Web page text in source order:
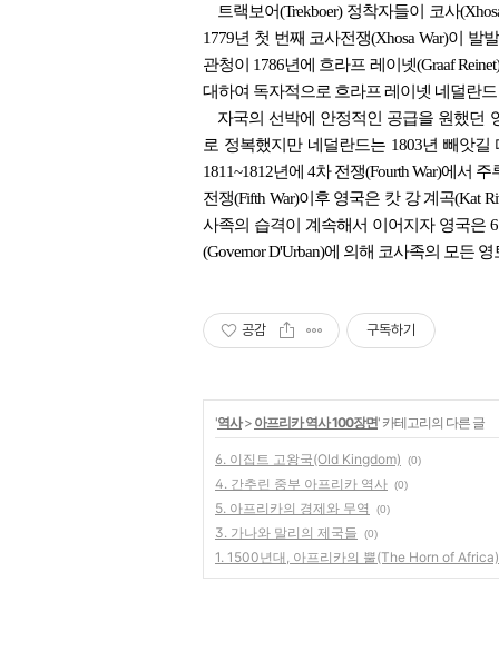
트랙보어(Trekboer) 정착자들이 코사
1779년 첫 번째 코사전쟁(Xhosa War)이
관청이 1786년에 흐라프 레이넷(Graaf
대하여 독자적으로 흐라프 레이넷 네덜란
자국의 선박에 안정적인 공급을 원했던
로 정복했지만 네덜란드는 1803년 빼앗
1811~1812년에 4차 전쟁(Fourth War)에서
전쟁(Fifth War)이후 영국은 캇 강 계곡(Kat
사족의 습격이 계속해서 이어지자 영국은
(Governor D'Urban)에 의해 코사족의 모든
공감 구독하기
'역사> 아프리카 역사 100장면' 카테고리의 다른 글
6. 이집트 고왕국(Old Kingdom) (0)
4. 간추린 중부 아프리카 역사 (0)
5. 아프리카의 경제와 무역 (0)
3. 가나와 말리의 제국들 (0)
1. 1500년대, 아프리카의 뿔(The Horn of